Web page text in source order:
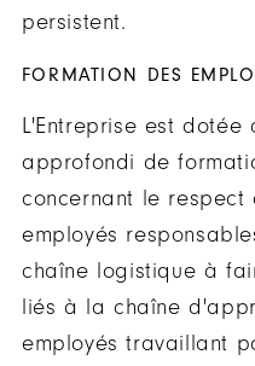
persistent.
FORMATION DES
L'Entreprise est dotée
approfondi de
concernant le respect
employés
chaîne logistique à
liés à la chaîne
employés travaillant